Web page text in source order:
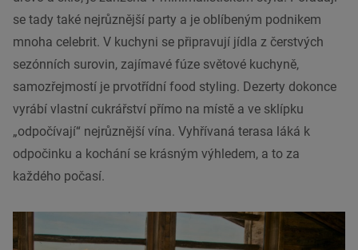
se tady také nejrůznější party a je oblíbeným podnikem
mnoha celebrit. V kuchyni se připravují jídla z čerstvých
sezónních surovin, zajímavé fúze světové kuchyně,
samozřejmostí je prvotřídní food styling. Dezerty dokonce
vyrábí vlastní cukrářství přímo na místě a ve sklípku
„odpočívají“ nejrůznější vína. Vyhřívaná terasa láká k
odpočinku a kochání se krásným výhledem, a to za
každého počasí.